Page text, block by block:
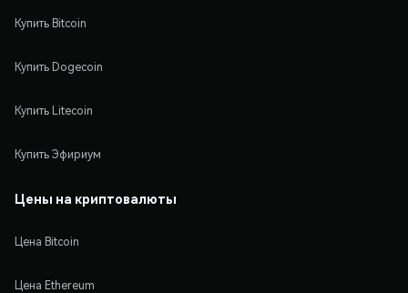
Купить Bitcoin
Купить Dogecoin
Купить Litecoin
Купить Эфириум
Цены на криптовалюты
Цена Bitcoin
Цена Ethereum